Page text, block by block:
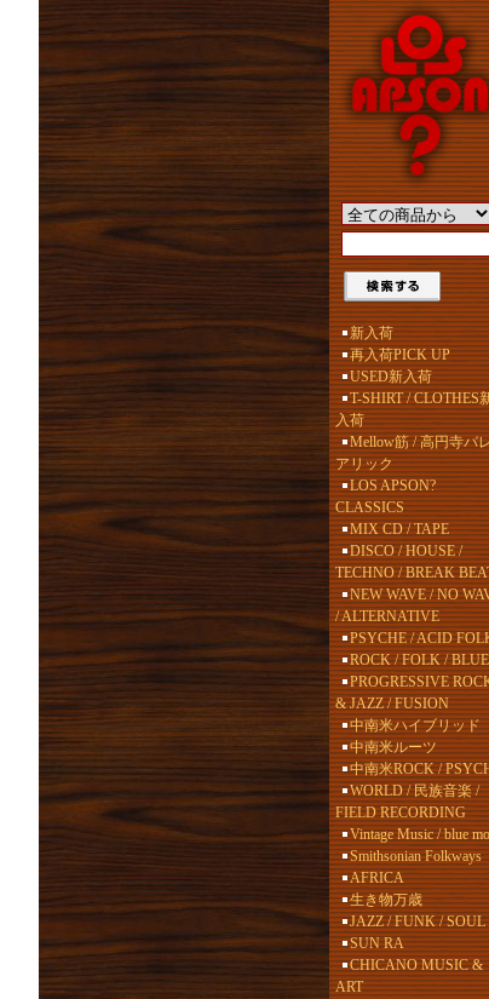
新入荷
再入荷PICK UP
USED新入荷
T-SHIRT / CLOTHES
入荷
Mellow筋 / 高円寺バ
アリック
LOS APSON?
CLASSICS
MIX CD / TAPE
DISCO / HOUSE /
TECHNO / BREAK
NEW WAVE / NO
/ ALTERNATIVE
PSYCHE / ACID
ROCK / FOLK /
PROGRESSIVE
& JAZZ / FUSION
中南米ハイブリッド
中南米ルーツ
中南米ROCK /
WORLD / 民族音楽 /
FIELD RECORDING
Vintage Music / blue
Smithsonian Folkways
AFRICA
生き物万歳
JAZZ / FUNK / SOUL
SUN RA
CHICANO MUSIC &
ART